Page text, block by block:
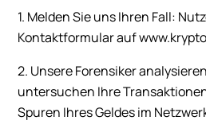
1. Melden Sie uns Ihren Fall:
Kontaktformular auf
2. Unsere Forensiker
untersuchen Ihre
Spuren Ihres Geldes im